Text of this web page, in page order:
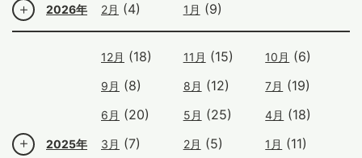
2026年 2月 (4) 1月 (9)
2025年
12月 (18) 11月 (15) 10月 (6)
9月 (8) 8月 (12) 7月 (19)
6月 (20) 5月 (25) 4月 (18)
3月 (7) 2月 (5) 1月 (11)